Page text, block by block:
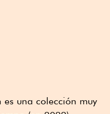
es una colección muy